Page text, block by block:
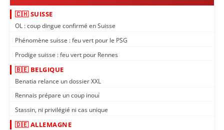
🇨🇭 SUISSE
OL : coup dingue confirmé en Suisse
Phénomène suisse : feu vert pour le PSG
Prodige suisse : feu vert pour Rennes
🇧🇪 BELGIQUE
Benatia relance un dossier XXL
Rennais prépare un coup inouï
Stassin, ni privilégié ni cas unique
🇩🇪 ALLEMAGNE